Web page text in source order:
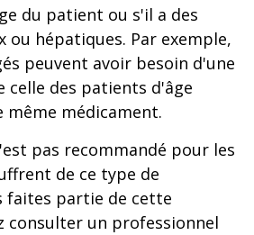
du patient ou s'il a des
ou hépatiques. Par exemple,
peuvent avoir besoin d'une
celle des patients d'âge
médicament.
pas recommandé pour les
de ce type de
faites partie de cette
consulter un professionnel